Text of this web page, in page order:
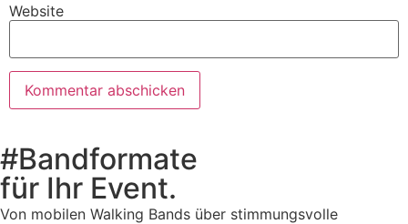
Website
#Bandformate
für Ihr Event.
Von mobilen Walking Bands über stimmungsvolle